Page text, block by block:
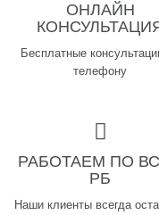
ОНЛАЙН
Бесплатные
телефону
РАБОТАЕМ ПО
РБ
Наши клиенты всегда